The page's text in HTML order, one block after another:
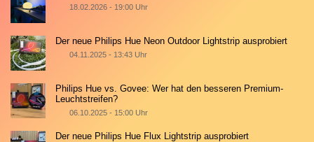
18.02.2026 - 19:00 Uhr
Der neue Philips Hue Neon Outdoor Lightstrip ausprobiert
04.11.2025 - 13:43 Uhr
Philips Hue vs. Govee: Wer hat den besseren Premium-
Leuchtstreifen?
06.10.2025 - 15:00 Uhr
Der neue Philips Hue Flux Lightstrip ausprobiert